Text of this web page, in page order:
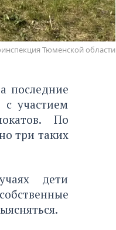
Тюменской области
последние
участием
По
три таких
дети